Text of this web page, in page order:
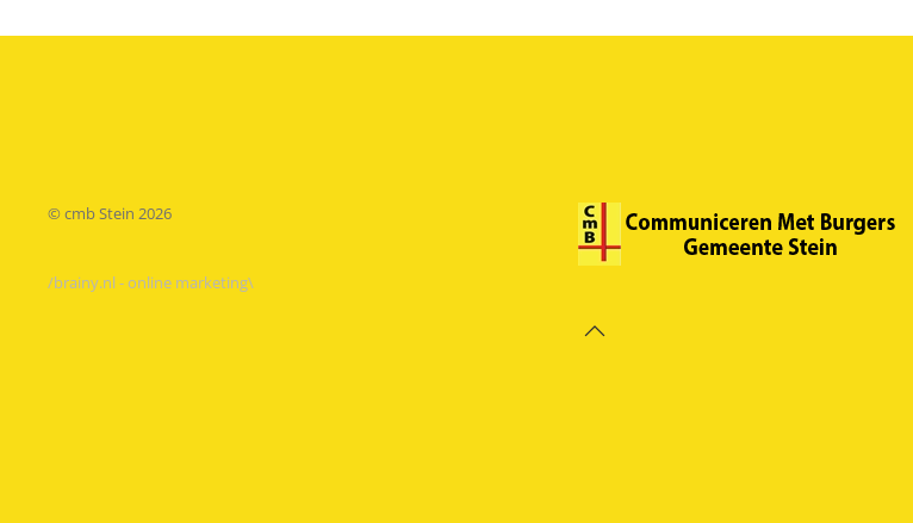
© cmb Stein 2026
/brainy.nl - online marketing\